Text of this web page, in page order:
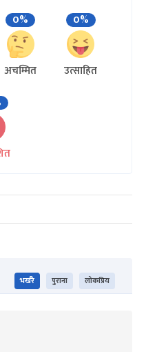
0%
अचम्मित
0%
उत्साहित
भर्खरै पुराना लोकप्रिय